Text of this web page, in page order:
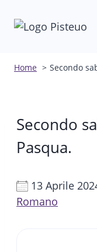
Home Secondo
Secondo
Pasqua.
13 Aprile
Romano